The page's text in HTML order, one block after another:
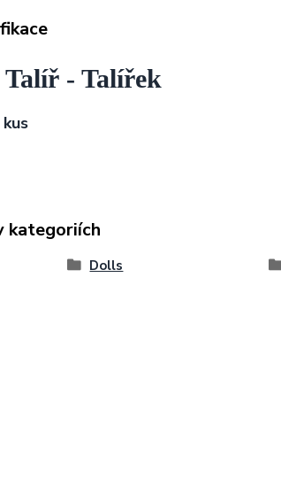
- Talířek
kategoriích
Dolls